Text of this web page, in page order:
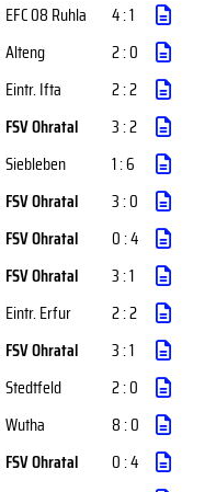
EFC 08 Ruhla
4 : 1
Alteng
2 : 0
Eintr. Ifta
2 : 2
FSV Ohratal
3 : 2
Siebleben
1 : 6
FSV Ohratal
3 : 0
FSV Ohratal
0 : 4
FSV Ohratal
3 : 1
Eintr. Erfur
2 : 2
FSV Ohratal
3 : 1
Stedtfeld
2 : 0
Wutha
8 : 0
FSV Ohratal
0 : 4